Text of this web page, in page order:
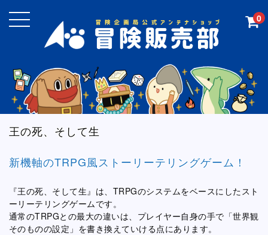
0
王の死、そして生
新機軸のTRPG風ストーリーテリングゲーム！
『王の死、そして生』は、TRPGのシステムをベースにしたスト
ーリーテリングゲームです。
通常のTRPGとの最大の違いは、プレイヤー自身の手で「世界観
そのものの設定」を書き換えていける点にあります。